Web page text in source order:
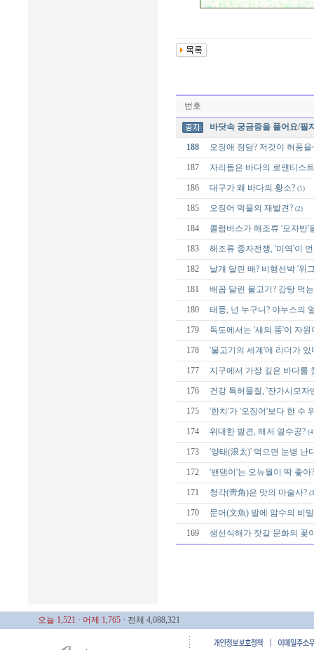
번호
바닷속 궁금증을 풀어요/필
188 오징애 장담? 저것이 허풍을
187 자리돔은 바다의 로맨티스
186 대구가 왜 바다의 황소? (1)
185 오징어 먹물의 재발견? (2)
184 콜럼버스가 해조류 '모자반'
183 해조류 종자전쟁, '미역'이
182 날개 달린 배? 비행선박 '위
181 배꼽 달린 물고기? 감탕 먹
180 태풍, 넌 누구니? 야누스의
179 독도에서는 '새의 똥'이 자원
178 '물고기의 세계'에 리더가 있
177 지구에서 가장 깊은 바다를
176 건강 특허물질, '잔가시모자
175 '한치'가 '오징어'보다 한 수
174 위대한 발견, 해저 열수공?
173 '양태(浪太)' 먹으면 눈병 난
172 '밴댕이'는 오뉴월이 딱 좋아?
171 청각(靑角)은 맛의 마술사?
170 문어(文魚) 발에 암수의 비
169 생선식해가 젓갈 문화의 꽃
오늘 1,521 · 어제 1,765 · 전체 4,088,321